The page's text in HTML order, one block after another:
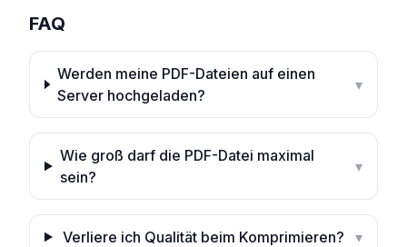
FAQ
Werden meine PDF-Dateien auf einen
Server hochgeladen?
▾
Wie groß darf die PDF-Datei maximal
sein?
▾
Verliere ich Qualität beim Komprimieren? ▾